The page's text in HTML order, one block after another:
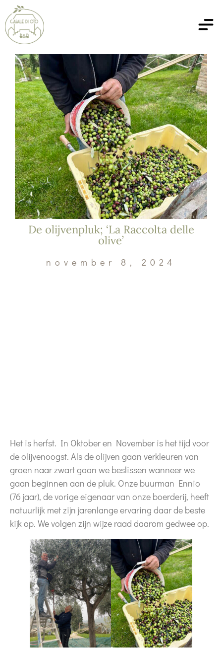
De olijvenpluk; ‘La Raccolta delle
olive’
november 8, 2024
Het is herfst. In Oktober en November is het tijd voor
de olijvenoogst. Als de olijven gaan verkleuren van
groen naar zwart gaan we beslissen wanneer we
gaan beginnen aan de pluk. Onze buurman Ennio
(76 jaar), de vorige eigenaar van onze boerderij, heeft
natuurlijk met zijn jarenlange ervaring daar de beste
kijk op. We volgen zijn wijze raad daarom gedwee op.